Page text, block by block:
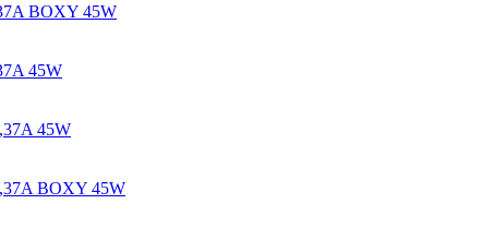
BOXY 45W
45W
45W
BOXY 45W